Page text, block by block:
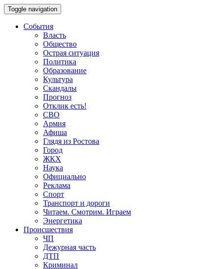
Toggle navigation
События
Власть
Общество
Острая ситуация
Политика
Образование
Культура
Скандалы
Прогноз
Отклик есть!
СВО
Армия
Афиша
Глядя из Ростова
Город
ЖКХ
Наука
Официально
Реклама
Спорт
Транспорт и дороги
Читаем. Смотрим. Играем
Энергетика
Происшествия
ЧП
Дежурная часть
ДТП
Криминал